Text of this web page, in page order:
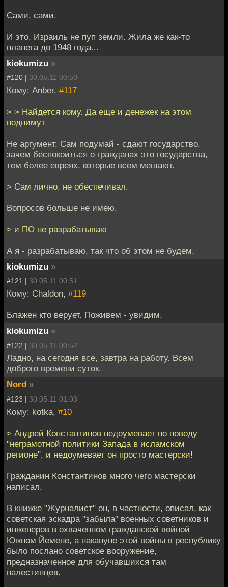
Сами, сами.
И это, Израиль не пуп земли. Жила же как-то
планета до 1948 года...
kiokumizu »
#120 | 30.05.11 00:50
Кому: Anber, #117
> > Найдется кому. Да еще и денежек на этом
поднимут
Не аргумент. Сам подумай - сдают государство,
зачем беспокоиться о гражданах это государства,
тем более евреях, которые всем мешают.
> Сам лично, не обеспечивал.
Вопросов больше не имею.
> и ПО не разрабатываю
А я - разрабатываю, так что об этом не будем.
kiokumizu »
#121 | 30.05.11 00:51
Кому: Chaldon, #119
Блажен кто верует. Поживем - увидим.
kiokumizu »
#122 | 30.05.11 00:52
Ладно, на сегодня все, завтра на работу. Всем
доброго времени суток.
Nord »
#123 | 30.05.11 01:03
Кому: kotka, #10
> Андрей Константинов недоумевает по поводу
"неграмотной политики Запада в исламском
регионе", и недоумевает он просто мастерски!
Гражданин Константинов много чего мастерски
написал.
В книжке "Журналист" он, в частности, описал, как
советская эскадра "забыла" военных советников и
инженеров в охваченном гражданской войной
Южном Йемене, а накануне этой войны в республику
было послано советское вооружение,
предназначенное для обучавшихся там
палестинцев.